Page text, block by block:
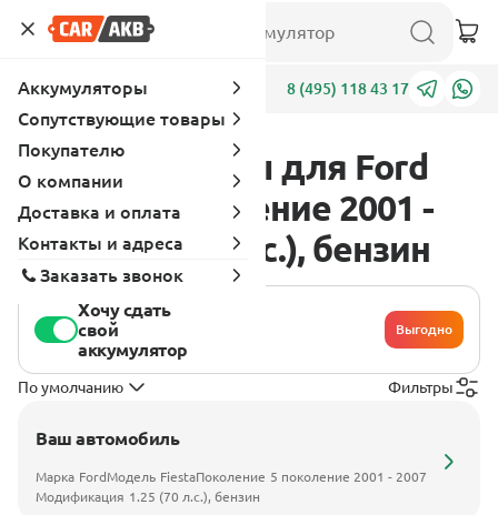
Адреса 8 (495) 118 43 17
Аккумуляторы для Ford
Fiesta 5 поколение 2001 -
2007 1.25 (70 л.с.), бензин
Хочу сдать
свой
аккумулятор
Выгодно
По умолчанию Фильтры
Ваш автомобиль
Марка FordМодель FiestaПоколение 5 поколение 2001 - 2007
Модификация 1.25 (70 л.с.), бензин
Аккумуляторы
Сопутствующие товары
Покупателю
О компании
Доставка и оплата
Контакты и адреса
Заказать звонок